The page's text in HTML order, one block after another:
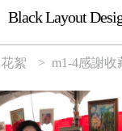
Black Layout
絮 > m1-4感謝收